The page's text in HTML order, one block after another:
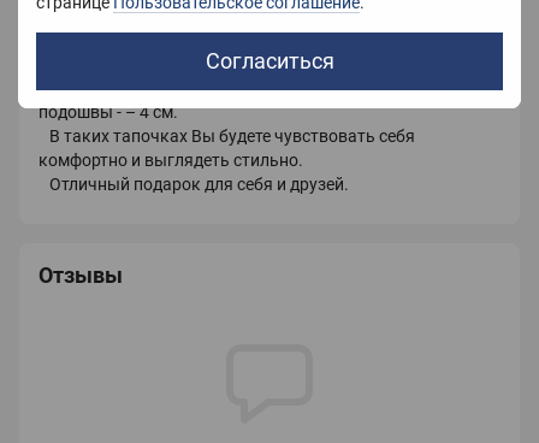
Согласиться
Изысканные женские тапочки с закрытым носком
Бесшумные и не скользят.
Подошва- резиновая, ребристая, гибкая. Высота
подошвы - – 4 см.
В таких тапочках Вы будете чувствовать себя
комфортно и выглядеть стильно.
Отличный подарок для себя и друзей.
Отзывы